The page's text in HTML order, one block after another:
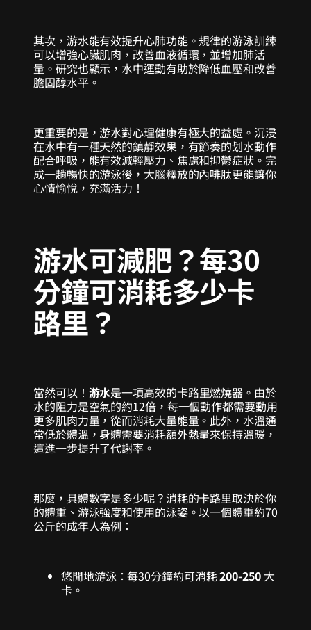
其次，游水能有效提升心肺功能。規律的游泳訓練
可以增強心臟肌肉，改善血液循環，並增加肺活
量。研究也顯示，水中運動有助於降低血壓和改善
膽固醇水平。
更重要的是，游水對心理健康有極大的益處。沉浸
在水中有一種天然的鎮靜效果，有節奏的划水動作
配合呼吸，能有效減輕壓力、焦慮和抑鬱症狀。完
成一趟暢快的游泳後，大腦釋放的內啡肽更能讓你
心情愉悅，充滿活力！
游水可減肥？每30
分鐘可消耗多少卡
路里？
當然可以！ 游水是一項高效的卡路里燃燒器。由於
水的阻力是空氣的約12倍，每一個動作都需要動用
更多肌肉力量，從而消耗大量能量。此外，水溫通
常低於體溫，身體需要消耗額外熱量來保持溫暖，
這進一步提升了代謝率。
那麼，具體數字是多少呢？消耗的卡路里取決於你
的體重、游泳強度和使用的泳姿。以一個體重約70
公斤的成年人為例：
悠閒地游泳：每30分鐘約可消耗200-250大
卡。